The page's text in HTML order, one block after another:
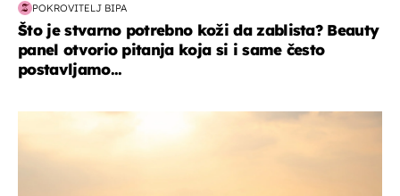
POKROVITELJ BIPA
Što je stvarno potrebno koži da zablista? Beauty
panel otvorio pitanja koja si i same često
postavljamo...